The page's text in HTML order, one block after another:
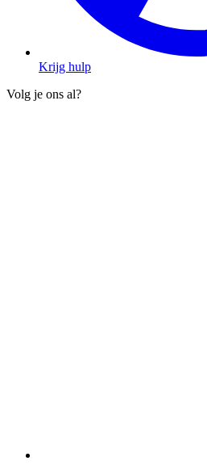
Krijg hulp
Volg je ons al?